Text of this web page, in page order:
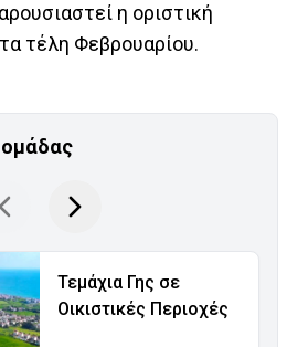
η οριστική
τέλη Φεβρουαρίου.
Τεμάχια Γης σε
Οικιστικές Περιοχές